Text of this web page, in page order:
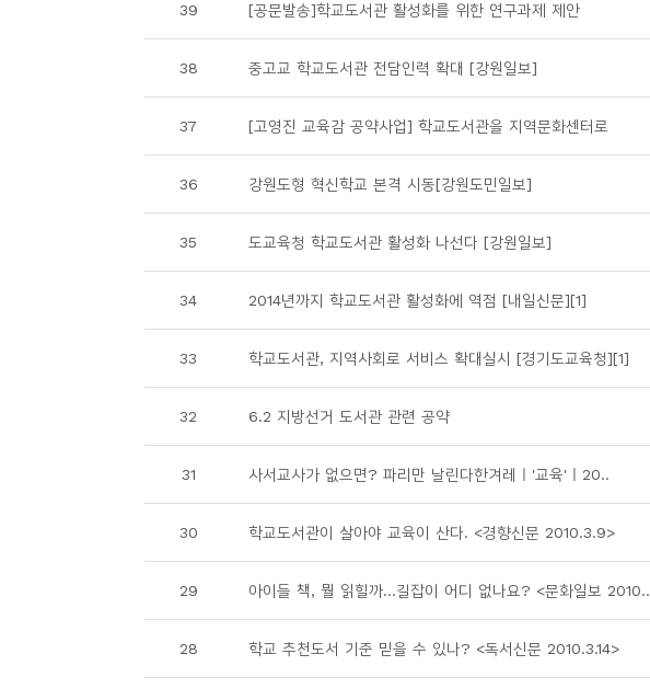
39 [공문발송]학교도서관 활성화를 위한 연구과제 제안
38 중고교 학교도서관 전담인력 확대 [강원일보]
37 [고영진 교육감 공약사업] 학교도서관을 지역문화센터로
36 강원도형 혁신학교 본격 시동[강원도민일보]
35 도교육청 학교도서관 활성화 나선다 [강원일보]
34 2014년까지 학교도서관 활성화에 역점 [내일신문][1]
33 학교도서관, 지역사회로 서비스 확대실시 [경기도교육청][1]
32 6.2 지방선거 도서관 관련 공약
31 사서교사가 없으면? 파리만 날린다한겨레ㅣ'교육'ㅣ20..
30 학교도서관이 살아야 교육이 산다. <경향신문 2010.3.9>
29 아이들 책, 뭘 읽힐까...길잡이 어디 없나요? <문화일보 2010..
28 학교 추천도서 기준 믿을 수 있나? <독서신문 2010.3.14>